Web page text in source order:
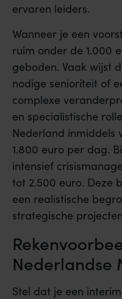
ervaren leiders.
Wanneer je een
ruim onder de 1.000
geboden. Vaak wijst
nodige senioriteit of
complexe
en specialistische
Nederland inmiddels
1.800 euro per dag.
intensief
tot 2.500 euro. Deze
een realistische
strategische
Nederlandse
Stel dat je een